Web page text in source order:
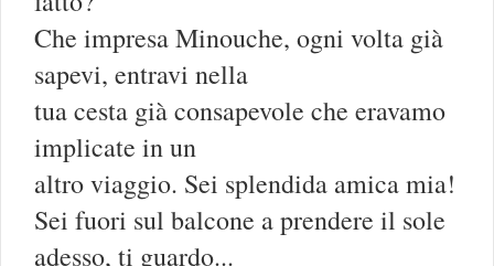
Che impresa Minouche, ogni volta già
sapevi, entravi nella
tua cesta già consapevole che eravamo
implicate in un
altro viaggio. Sei splendida amica mia!
Sei fuori sul balcone a prendere il sole
adesso, ti guardo...